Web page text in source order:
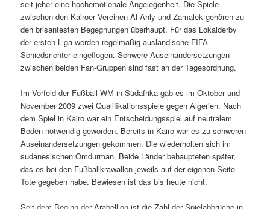
seit jeher eine hochemotionale Angelegenheit. Die Spiele
zwischen den Kairoer Vereinen Al Ahly und Zamalek gehören zu
den brisantesten Begegnungen überhaupt. Für das Lokalderby
der ersten Liga werden regelmäßig ausländische FIFA-
Schiedsrichter eingeflogen. Schwere Auseinandersetzungen
zwischen beiden Fan-Gruppen sind fast an der Tagesordnung.
Im Vorfeld der Fußball-WM in Südafrika gab es im Oktober und
November 2009 zwei Qualifikationsspiele gegen Algerien. Nach
dem Spiel in Kairo war ein Entscheidungsspiel auf neutralem
Boden notwendig geworden. Bereits in Kairo war es zu schweren
Auseinandersetzungen gekommen. Die wiederholten sich im
sudanesischen Omdurman. Beide Länder behaupteten später,
das es bei den Fußballkrawallen jeweils auf der eigenen Seite
Tote gegeben habe. Bewiesen ist das bis heute nicht.